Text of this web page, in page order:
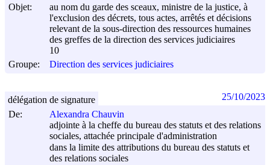
Objet:
au nom du garde des sceaux, ministre de la justice, à
l'exclusion des décrets, tous actes, arrêtés et décisions
relevant de la sous-direction des ressources humaines
des greffes de la direction des services judiciaires
10
Groupe:
Direction des services judiciaires
De:
Alexandra Chauvin
adjointe à la cheffe du bureau des statuts et des relations
sociales, attachée principale d'administration
dans la limite des attributions du bureau des statuts et
des relations sociales
délégation de signature 25/10/2023